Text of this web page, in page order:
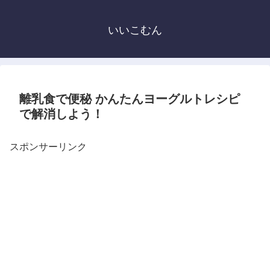
いいこむん
離乳食で便秘 かんたんヨーグルトレシピ
で解消しよう！
スポンサーリンク